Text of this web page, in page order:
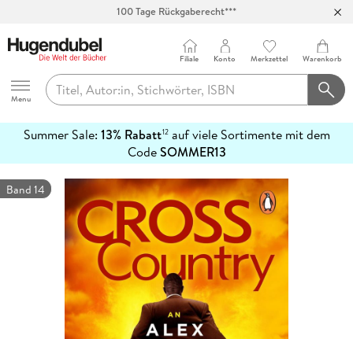
100 Tage Rückgaberecht***
Hugendubel
Menu
Filiale Konto Merkzettel Warenkorb
Summer Sale: 13% Rabatt12auf viele Sortimente mit dem
CodeSOMMER13
erfahren
Band 14